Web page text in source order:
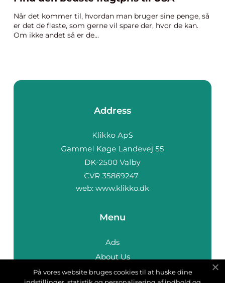
Når det kommer til, hvordan man bruger sine penge, så
er det de fleste, som gerne vil spare der, hvor de kan.
Om ikke andet så er de...
Address
web: www.klikko.dk
Menu
Ads
About Us
Cookies
På vores website bruges cookies til at huske dine